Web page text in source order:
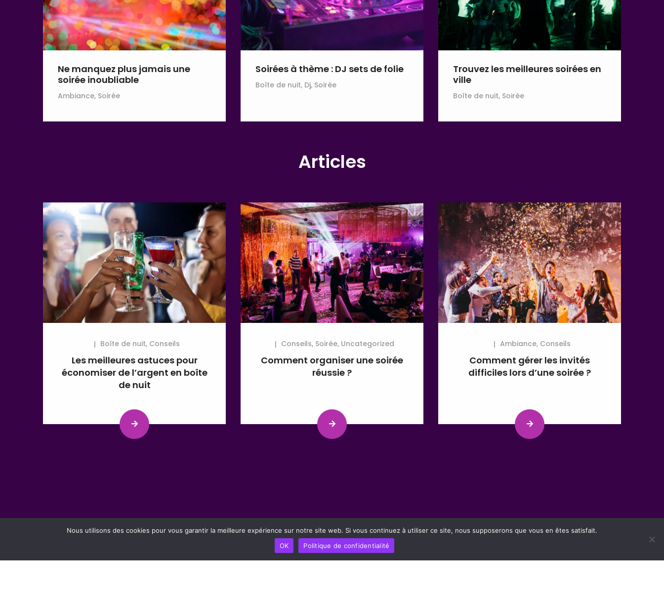
Ne manquez plus jamais une
soirée inoubliable
Ambiance, Soirée
Soirées à thème : DJ sets de folie
Boîte de nuit, Dj, Soirée
Trouvez les meilleures soirées en
ville
Boîte de nuit, Soirée
Articles
Boîte de nuit, Conseils
Les meilleures astuces pour
économiser de l’argent en boîte
de nuit
Conseils, Soirée, Uncategorized
Comment organiser une soirée
réussie ?
Ambiance, Conseils
Comment gérer les invités
difficiles lors d’une soirée ?
Nous utilisons des cookies pour vous garantir la meilleure expérience sur notre site web. Si vous continuez à utiliser ce site, nous supposerons que vous en êtes satisfait.
OK
Politique de confidentialité